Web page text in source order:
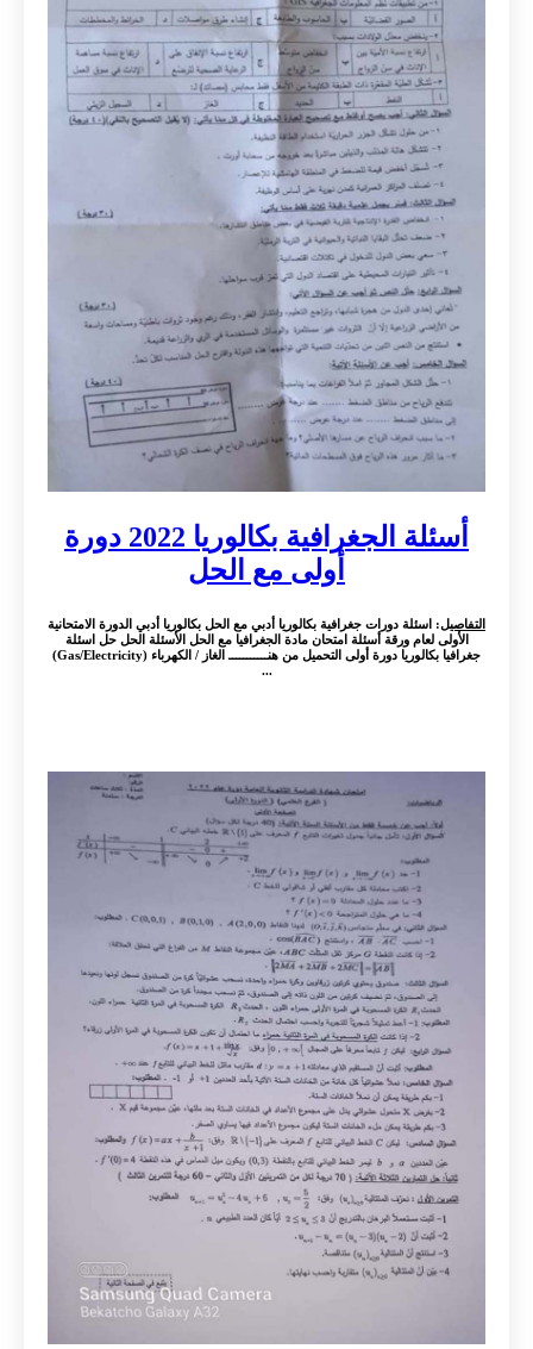
أسئلة الجغرافية بكالوريا 2022 دورة
أولى مع الحل
التفاصيل: اسئلة دورات جغرافية بكالوريا أدبي مع الحل بكالوريا أدبي الدورة الامتحانية
الأولى لعام ورقة أسئلة امتحان مادة الجغرافيا مع الحل الأسئلة الحل حل اسئلة
جغرافيا بكالوريا دورة أولى التحميل من هنـــــــــــ الغاز / الكهرباء (Gas/Electricity)
...